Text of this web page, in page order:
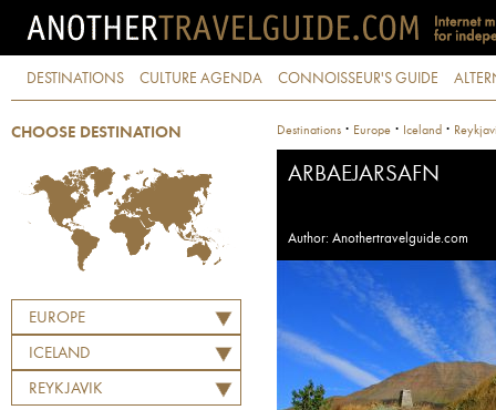
DESTINATIONS CULTURE AGENDA CONNOISSEUR'S GUIDE
CHOOSE DESTINATION
EUROPE
ICELAND
REYKJAVIK
Destinations · Europe · Iceland ·
ARBAEJARSAFN
Author: Anothertravelguide.com